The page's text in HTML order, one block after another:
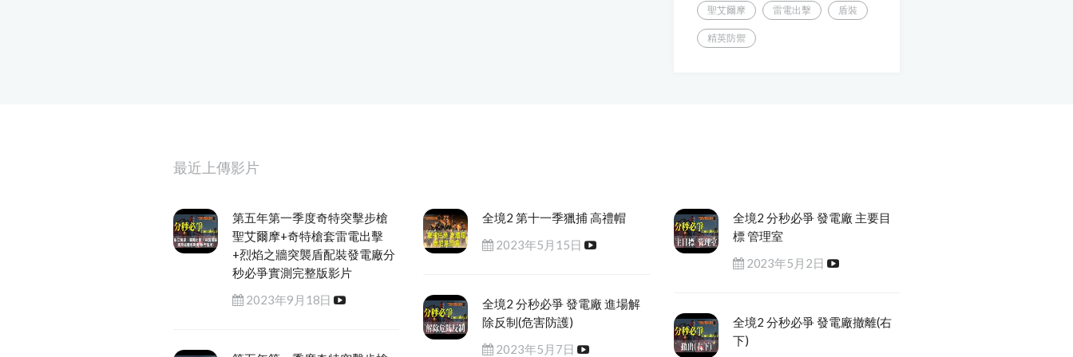
聖艾爾摩 雷電出擊 盾裝
精英防禦
最近上傳影片
第五年第一季度奇特突擊步槍
聖艾爾摩+奇特槍套雷電出擊
+烈焰之牆突襲盾配裝發電廠分
秒必爭實測完整版影片
2023年9月18日
全境2 第十一季獵捕 高禮帽
2023年5月15日
全境2 分秒必爭 發電廠 進場解
除反制(危害防護)
2023年5月7日
全境2 分秒必爭 發電廠 主要目
標 管理室
2023年5月2日
全境2 分秒必爭 發電廠撤離(右
下)